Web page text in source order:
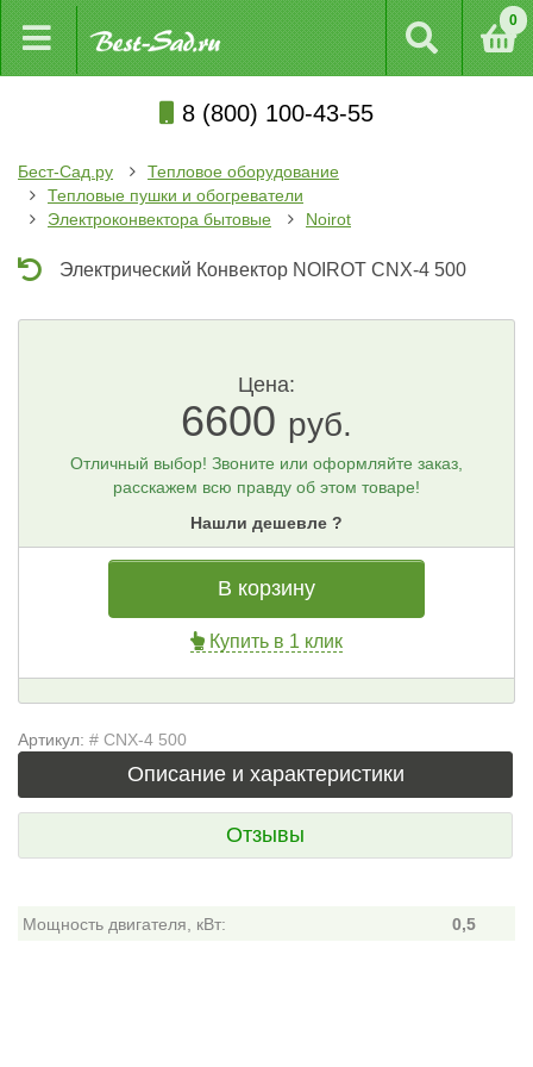
0
8 (800) 100-43-55
Бест-Сад.ру
Тепловое оборудование
Тепловые пушки и обогреватели
Электроконвектора бытовые
Noirot
Электрический Конвектор NOIROT CNX-4 500
Цена:
6600 руб.
Отличный выбор! Звоните или оформляйте заказ,
расскажем всю правду об этом товаре!
Нашли дешевле ?
В корзину
Купить в 1 клик
Артикул: # CNX-4 500
Описание и характеристики
Отзывы
Мощность двигателя, кВт: 0,5